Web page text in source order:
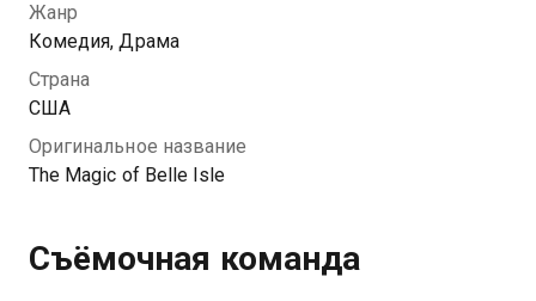
Жанр
Комедия, Драма
Страна
США
Оригинальное название
The Magic of Belle Isle
Съёмочная команда